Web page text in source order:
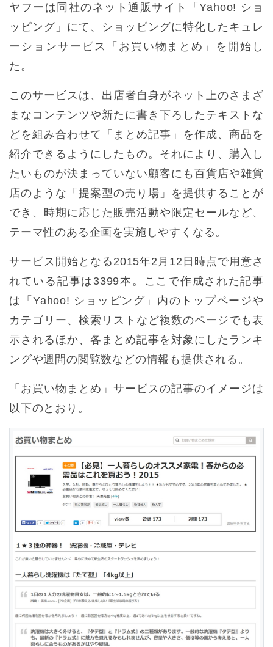
ヤフーは同社のネット通販サイト「Yahoo! ショ
ッピング」にて、ショッピングに特化したキュレ
ーションサービス「お買い物まとめ」を開始し
た。
このサービスは、出店者自身がネット上のさまざ
まなコンテンツや新たに書き下ろしたテキストな
どを組み合わせて「まとめ記事」を作成、商品を
紹介できるようにしたもの。それにより、購入し
たいものが決まっていない顧客にも百貨店や雑貨
店のような「提案型の売り場」を提供することが
でき、時期に応じた販売活動や限定セールなど、
テーマ性のある企画を実施しやすくなる。
サービス開始となる2015年2月12日時点で用意さ
れている記事は3399本。ここで作成された記事
は「Yahoo! ショッピング」内のトップページや
カテゴリー、検索リストなど複数のページでも表
示されるほか、各まとめ記事を対象にしたランキ
ングや週間の閲覧数などの情報も提供される。
「お買い物まとめ」サービスの記事のイメージは
以下のとおり。